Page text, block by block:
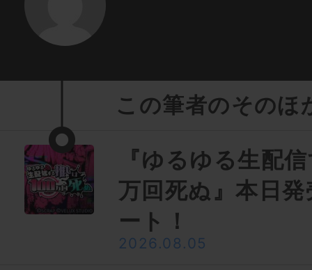
この筆者のそのほ
『ゆるゆる生配
万回死ぬ』本日
ート！
2026.08.05